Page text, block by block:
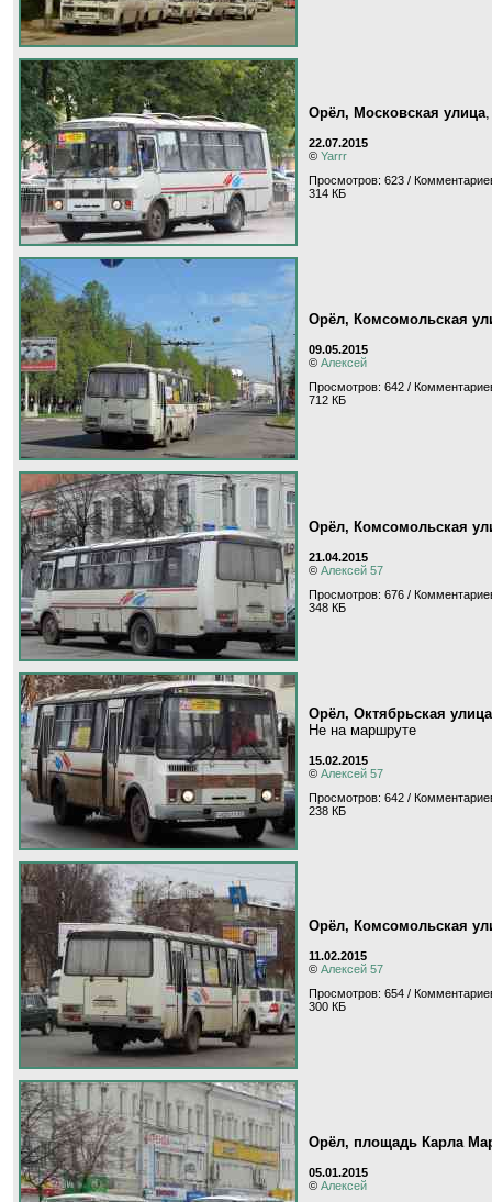
Орёл, Московская улица
22.07.2015
© Yarrr
Просмотров: 623 /
314 КБ
Орёл, Комсомольская
09.05.2015
© Алексей
Просмотров: 642 /
712 КБ
Орёл, Комсомольская
21.04.2015
© Алексей 57
Просмотров: 676 /
348 КБ
Орёл, Октябрьская улица
Не на маршруте
15.02.2015
© Алексей 57
Просмотров: 642 /
238 КБ
Орёл, Комсомольская
11.02.2015
© Алексей 57
Просмотров: 654 /
300 КБ
Орёл, площадь Карла
05.01.2015
© Алексей